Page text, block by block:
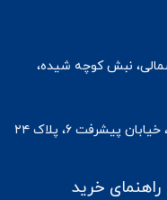
نبش کوچه شیده،
پیشرفت ۶، پلاک ۲۴
راهنمای خرید